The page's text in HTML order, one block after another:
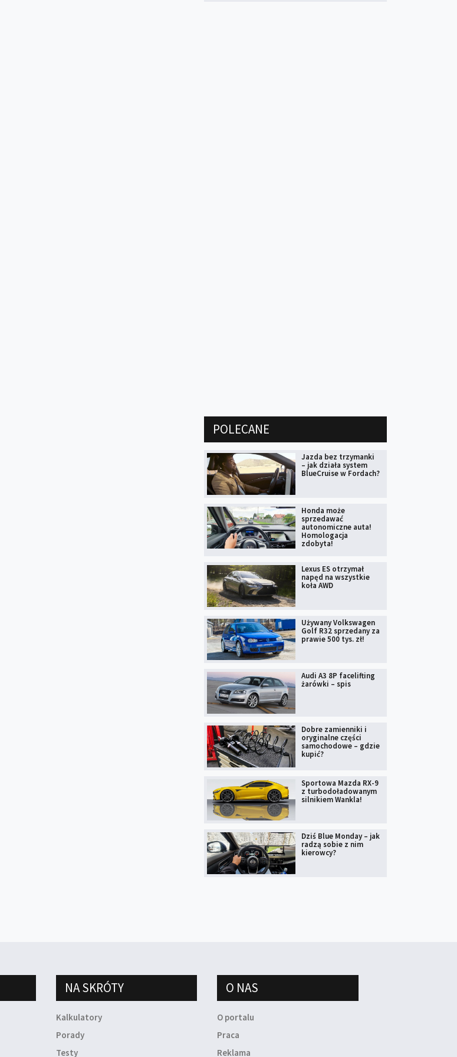
POLECANE
Jazda bez trzymanki
– jak działa system
BlueCruise w Fordach?
Honda może
sprzedawać
autonomiczne auta!
Homologacja
zdobyta!
Lexus ES otrzymał
napęd na wszystkie
koła AWD
Używany Volkswagen
Golf R32 sprzedany za
prawie 500 tys. zł!
Audi A3 8P facelifting
żarówki – spis
Dobre zamienniki i
oryginalne części
samochodowe – gdzie
kupić?
Sportowa Mazda RX-9
z turbodoładowanym
silnikiem Wankla!
Dziś Blue Monday – jak
radzą sobie z nim
kierowcy?
NA SKRÓTY
Kalkulatory
Porady
Testy
O NAS
O portalu
Praca
Reklama